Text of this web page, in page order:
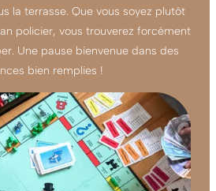
la terrasse. Que vous soyez plutôt
policier, vous trouverez forcément
Une pause bienvenue dans des
bien remplies !